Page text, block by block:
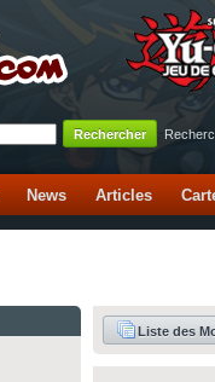
News Articles
Liste des